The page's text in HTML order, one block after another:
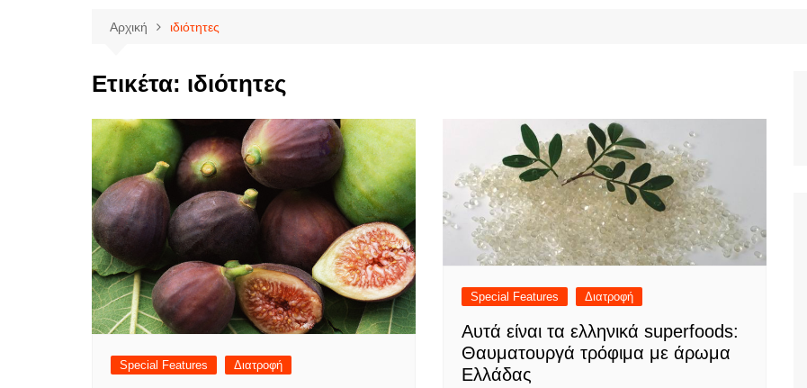
Βόλτα στην Ελλάδα
Ταξίδια
Αρχική ιδιότητες
Ετικέτα: ιδιότητες
Special Features Διατροφή
Special Features Διατροφή
Αυτά είναι τα ελληνικά superfoods:
Θαυματουργά τρόφιμα με άρωμα
Ελλάδας